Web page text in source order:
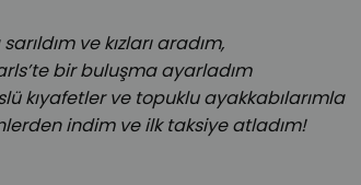
ve kızları aradım,
bir buluşma ayarladım
kıyafetler ve topuklu ayakkabılarımla
indim ve ilk taksiye atladım!